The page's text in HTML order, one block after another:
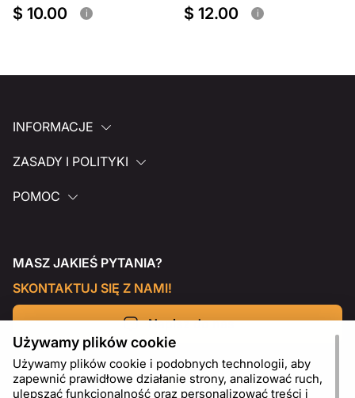
$ 10.00 i $ 12.00 i
INFORMACJE
ZASADY I POLITYKI
POMOC
MASZ JAKIEŚ PYTANIA?
SKONTAKTUJ SIĘ Z NAMI!
Napisz do nas
Używamy plików cookie
Używamy plików cookie i podobnych technologii, aby
zapewnić prawidłowe działanie strony, analizować ruch,
ulepszać funkcjonalność oraz personalizować treści i